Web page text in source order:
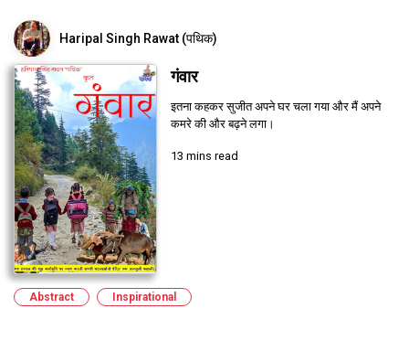
Haripal Singh Rawat (पथिक)
गंवार
इतना कहकर सुजीत अपने घर चला गया और मैं अपने
कमरे की और बढ़ने लगा।
13 mins read
Abstract Inspirational